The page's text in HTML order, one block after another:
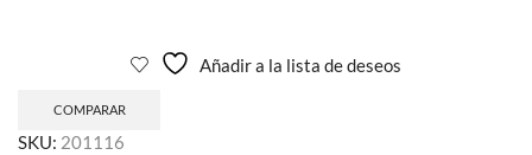
Añadir a la lista de deseos
COMPARAR
SKU: 201116